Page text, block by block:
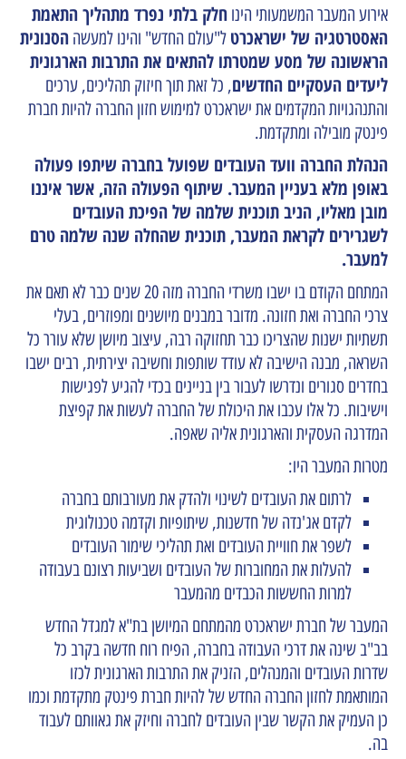
אירוע המעבר המשמעותי הינו חלק בלתי נפרד מתהליך התאמת
האסטרטגיה של ישראכרט ל"עולם החדש" והינו למעשה הסנונית
הראשונה של מסע שמטרתו להתאים את התרבות הארגונית
ליעדים העסקיים החדשים, כל זאת תוך חיזוק תהליכים, ערכים
והתנהגויות המקדמים את ישראכרט למימוש חזון החברה להיות חברת
פינטק מובילה ומתקדמת.
הנהלת החברה וועד העובדים שפועל בחברה שיתפו פעולה
באופן מלא בעניין המעבר. שיתוף הפעולה הזה, אשר איננו
מובן מאליו, הניב תוכנית שלמה של הפיכת העובדים
לשגרירים לקראת המעבר, תוכנית שהחלה שנה שלמה טרם
למעבר.
המתחם הקודם בו ישבו משרדי החברה מזה 20 שנים כבר לא תאם את
צרכי החברה ואת חזונה. מדובר במבנים מיושנים ומפוזרים, בעלי
תשתיות ישנות שהצריכו כבר תחזוקה רבה, עיצוב מיושן שלא עורר כל
השראה, מבנה הישיבה לא עודד שותפות וחשיבה יצירתית, רבים ישבו
בחדרים סגורים ונדרשו לעבור בין בניינים בכדי להגיע לפגישות
וישיבות. כל אלו עכבו את היכולת של החברה לעשות את קפיצת
המדרגה העסקית והארגונית אליה שאפה.
מטרות המעבר היו:
לרתום את העובדים לשינוי ולהדק את מעורבותם בחברה
לקדם אג'נדה של חדשנות, שיתופיות וקדמה טכנולוגית
לשפר את חוויית העובדים ואת תהליכי שימור העובדים
להעלות את המחוברות של העובדים ושביעות רצונם בעבודה
למרות החששות הכבדים מהמעבר
המעבר של חברת ישראכרט מהמתחם המיושן בת"א למגדל החדש
בב"ב שינה את דרכי העבודה בחברה, הפיח רוח חדשה בקרב כל
שדרות העובדים והמנהלים, הזניק את התרבות הארגונית לכזו
המותאמת לחזון החברה החדש של להיות חברת פינטק מתקדמת וכמו
כן העמיק את הקשר שבין העובדים לחברה וחיזק את גאוותם לעבוד
בה.